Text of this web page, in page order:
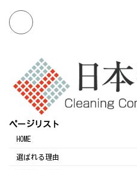
ページリスト
HOME
選ばれる理由